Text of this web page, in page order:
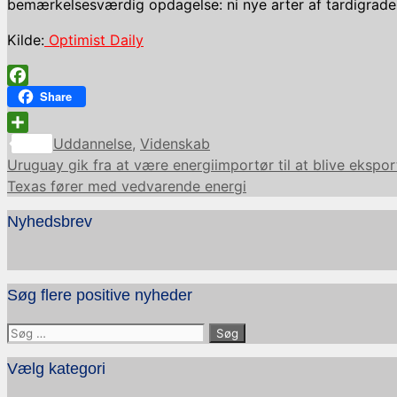
bemærkelsesværdig opdagelse: ni nye arter af
Kilde: Optimist Daily
Facebook
Share
Share
Kategorier
Uddannelse, Videnskab
Uruguay gik fra at være energiimportør til at blive
Texas fører med vedvarende energi
Nyhedsbrev
Søg flere positive nyheder
Søg
efter:
Vælg kategori